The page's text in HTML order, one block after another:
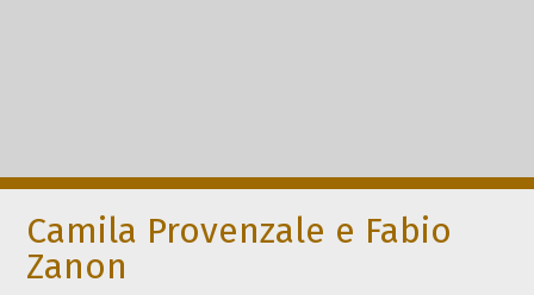
Camila Provenzale e Fabio
Zanon